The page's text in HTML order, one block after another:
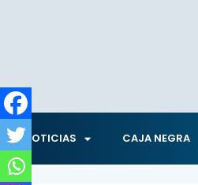
NOTICIAS CAJA NEGRA